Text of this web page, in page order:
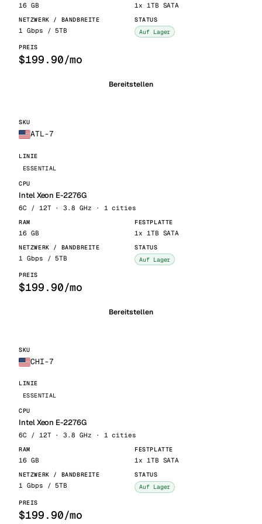
16 GB 1x 1TB SATA
1 Gbps / 5TB Auf Lager
$199.90/mo
Bereitstellen
ATL-7
ESSENTIAL
Intel Xeon E-2276G
6C / 12T · 3.8 GHz · 1 cities
16 GB 1x 1TB SATA
1 Gbps / 5TB Auf Lager
$199.90/mo
Bereitstellen
CHI-7
ESSENTIAL
Intel Xeon E-2276G
6C / 12T · 3.8 GHz · 1 cities
16 GB 1x 1TB SATA
1 Gbps / 5TB Auf Lager
$199.90/mo